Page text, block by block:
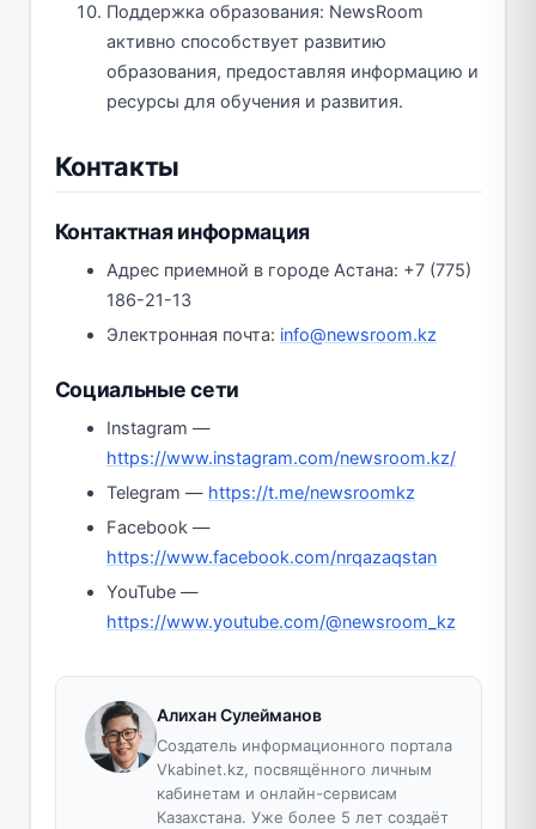
Поддержка образования: NewsRoom
активно способствует развитию
образования, предоставляя информацию и
ресурсы для обучения и развития.
Контакты
Контактная информация
Адрес приемной в городе Астана: +7 (775)
186-21-13
Электронная почта: info@newsroom.kz
Социальные сети
Instagram —
https://www.instagram.com/newsroom.kz/
Telegram — https://t.me/newsroomkz
Facebook —
https://www.facebook.com/nrqazaqstan
YouTube —
https://www.youtube.com/@newsroom_kz
Алихан Сулейманов
Создатель информационного портала
Vkabinet.kz, посвящённого личным
кабинетам и онлайн-сервисам
Казахстана. Уже более 5 лет создаёт